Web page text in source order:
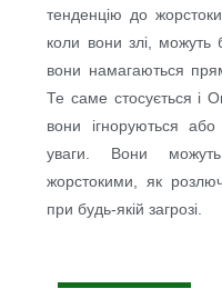
тенденцію до
коли вони злі, можуть
вони намагаються
Те саме стосується і
вони ігноруються
уваги. Вони
жорстокими, як
при будь-якій загрозі.